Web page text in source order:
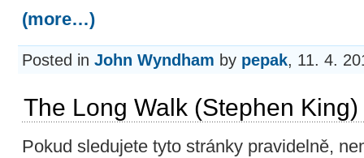
(more…)
Posted in John Wyndham by pepak, 11. 4.
The Long Walk (Stephen King)
Pokud sledujete tyto stránky pravidelně,